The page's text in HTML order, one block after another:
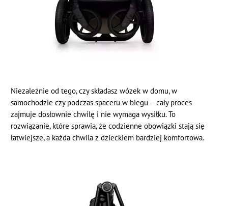
Niezależnie od tego, czy składasz wózek w domu, w
samochodzie czy podczas spaceru w biegu – cały proces
zajmuje dosłownie chwilę i nie wymaga wysiłku. To
rozwiązanie, które sprawia, że codzienne obowiązki stają się
łatwiejsze, a każda chwila z dzieckiem bardziej komfortowa.